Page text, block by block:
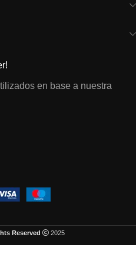
en base a nuestra
Reserved 2025